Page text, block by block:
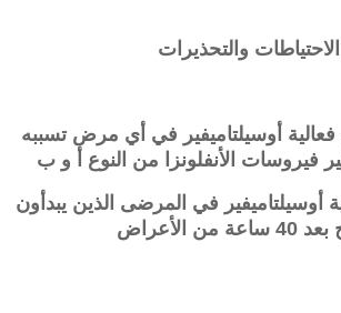
الاحتياطات والتحذيرات
أوسيلتاميفير في أي مرض تسببه
فيروسات الأنفلونزا من النوع أ و ب
أوسيلتاميفير في المرضى الذين يبدأون
من الأعراض